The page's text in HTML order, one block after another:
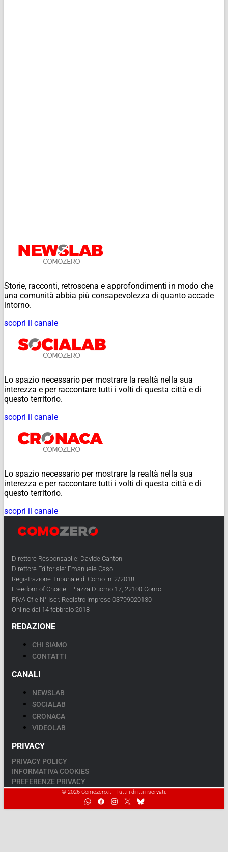
Storie, racconti, retroscena e approfondimenti in modo che
una comunità abbia più consapevolezza di quanto accade
intorno.
scopri il canale
Lo spazio necessario per mostrare la realtà nella sua
interezza e per raccontare tutti i volti di questa città e di
questo territorio.
scopri il canale
Lo spazio necessario per mostrare la realtà nella sua
interezza e per raccontare tutti i volti di questa città e di
questo territorio.
scopri il canale
Direttore Responsabile: Davide Cantoni
Direttore Editoriale: Emanuele Caso
Registrazione Tribunale di Como: n°2/2018
Freedom of Choice - Piazza Duomo 17, 22100 Como
PIVA Cf e N° Iscr. Registro Imprese 03799020130
Online dal 14 febbraio 2018
REDAZIONE
CHI SIAMO
CONTATTI
CANALI
NEWSLAB
SOCIALAB
CRONACA
VIDEOLAB
PRIVACY
PRIVACY POLICY
INFORMATIVA COOKIES
PREFERENZE PRIVACY
© 2026 Comozero.it - Tutti i diritti riservati.